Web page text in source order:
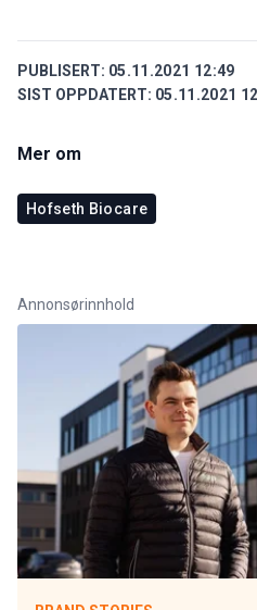
PUBLISERT: 05.11.2021 12:49
SIST OPPDATERT: 05.11.2021
Mer om
Hofseth Biocare
Annonsørinnhold